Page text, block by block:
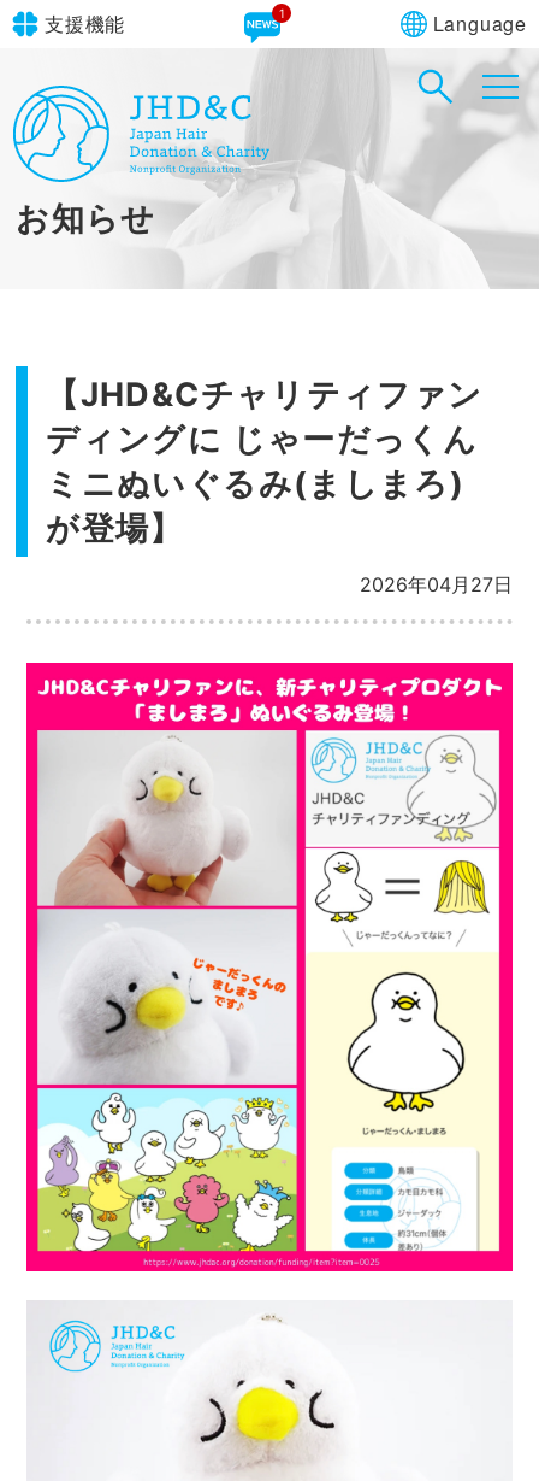
支援機能
文字サイズ 標準
青 黒
やさしいにほんご
1 Language
in simple English
お知らせ
【JHD&Cチャリティファン
ディングに じゃーだっくん
ミニぬいぐるみ(ましまろ)
が登場】
2026年04月27日